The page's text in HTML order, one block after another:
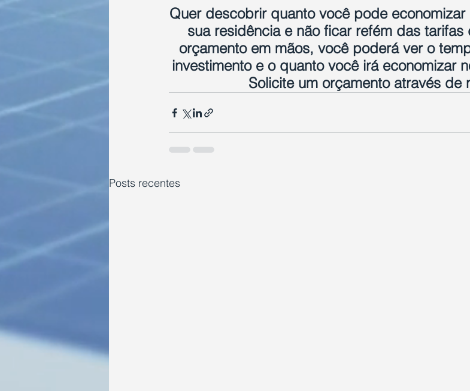
Quer descobrir quanto você pode
sua residência e não ficar refém das tarifas
orçamento em mãos, você poderá ver o
investimento e o quanto você irá economizar
Solicite um orçamento através de
Posts recentes